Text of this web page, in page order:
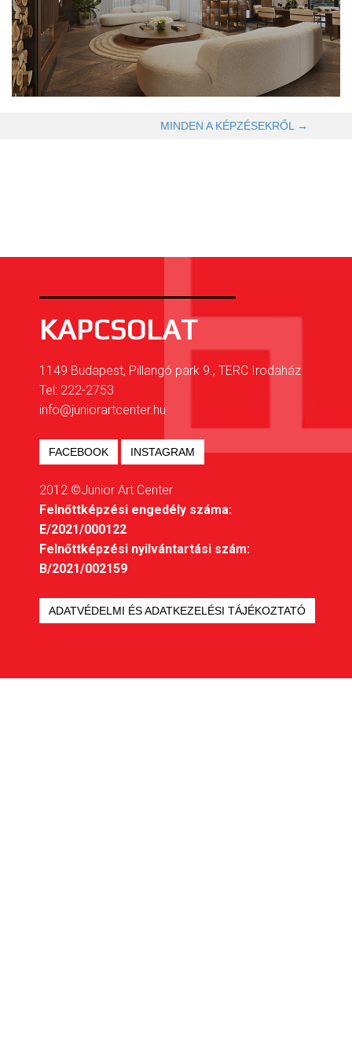
MINDEN A KÉPZÉSEKRŐL →
KAPCSOLAT
1149 Budapest, Pillangó park 9., TERC Irodaház
Tel: 222-2753
info@juniorartcenter.hu
FACEBOOK INSTAGRAM
2012 ©Junior Art Center
Felnőttképzési engedély száma:
E/2021/000122
Felnőttképzési nyilvántartási szám:
B/2021/002159
ADATVÉDELMI ÉS ADATKEZELÉSI TÁJÉKOZTATÓ